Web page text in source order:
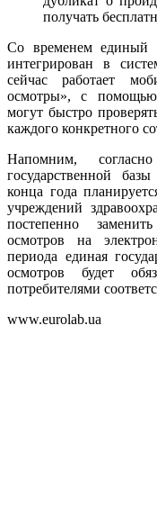
получать
Со временем единый
интегрирован в
сейчас работает
осмотры», с
могут быстро
каждого конкретного
Напомним,
государственной
конца года
учреждений
постепенно
осмотров на
периода единая
осмотров будет
потребителями
www.eurolab.ua